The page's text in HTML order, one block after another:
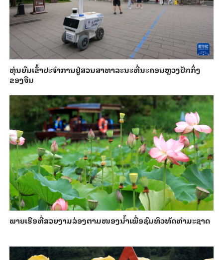
​ຫຸ່ນ​ຍົນ​ເຂົ້າ​ປະ​ຈຳ​ການ​ຢູ່​ສວນ​ສາ​ທາ​ລະ​ນະ​ທີ່​ນະ​ຄອນຫຼວງ​ປັກ​ກິ່ງ​
ຂອງ​ຈີນ
ພາຍ​ເຮືອທີ່​ສວຍ​ງາມ​ລ່ອງ​ຕາມ​​ໜອງນ້ຳ​​ເພື່ອ​ຊົມ​ທິວ​ທັດ​ທຳ​ມະ​ຊາດ